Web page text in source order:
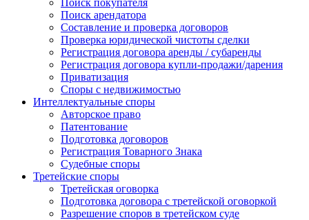
Поиск покупателя
Поиск арендатора
Составление и проверка договоров
Проверка юридической чистоты сделки
Регистрация договора аренды / субаренды
Регистрация договора купли-продажи/дарения
Приватизация
Cпоры с недвижимостью
Интеллектуальные споры
Авторское право
Патентование
Подготовка договоров
Регистрация Товарного Знака
Судебные споры
Третейские споры
Третейская оговорка
Подготовка договора с третейской оговоркой
Разрешение споров в третейском суде